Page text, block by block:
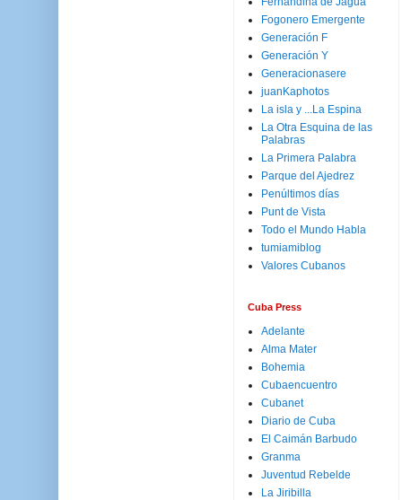
Fogonero Emergente
Generación F
Generación Y
Generacionasere
juanKaphotos
La isla y ...La Espina
La Otra Esquina de las
Palabras
La Primera Palabra
Parque del Ajedrez
Penúltimos días
Punt de Vista
Todo el Mundo Habla
tumiamiblog
Valores Cubanos
Cuba Press
Adelante
Alma Mater
Bohemia
Cubaencuentro
Cubanet
Diario de Cuba
El Caimán Barbudo
Granma
Juventud Rebelde
La Jiribilla